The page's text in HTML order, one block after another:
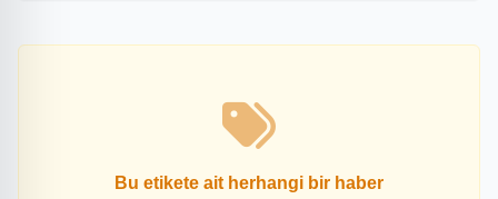
Bu etikete ait herhangi bir haber